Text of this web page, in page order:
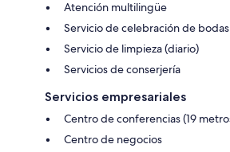
Atención multilingüe
Servicio de celebración de bodas
Servicio de limpieza (diario)
Servicios de conserjería
Servicios empresariales
Centro de conferencias (19
Centro de negocios